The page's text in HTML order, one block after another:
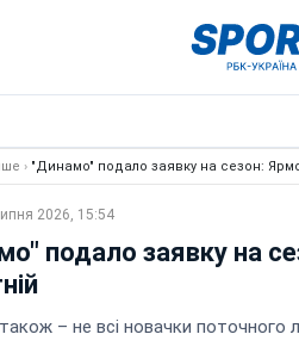
› "Динамо" подало заявку на сезон:
2026, 15:54
подало заявку на
– не всі новачки поточного